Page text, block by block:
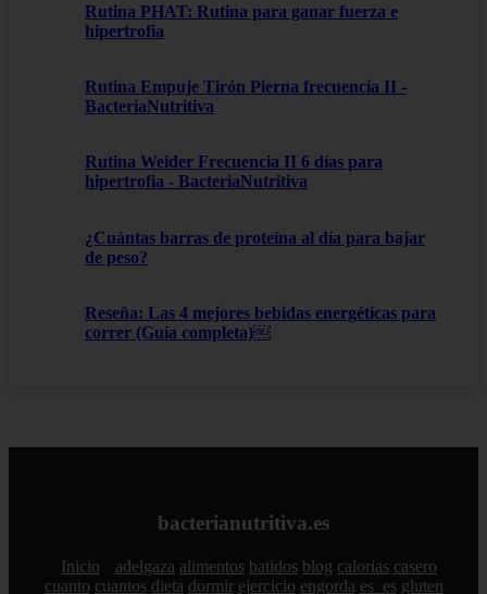
Rutina PHAT: Rutina para ganar fuerza e
hipertrofia
Rutina Empuje Tirón Pierna frecuencia II -
BacteriaNutritiva
Rutina Weider Frecuencia II 6 días para
hipertrofia - BacteriaNutritiva
¿Cuántas barras de proteína al día para bajar
de peso?
Reseña: Las 4 mejores bebidas energéticas para
correr (Guía completa)￼
bacterianutritiva.es
Inicio adelgaza alimentos batidos blog calorias casero
cuanto cuantos dieta dormir ejercicio engorda es_es gluten